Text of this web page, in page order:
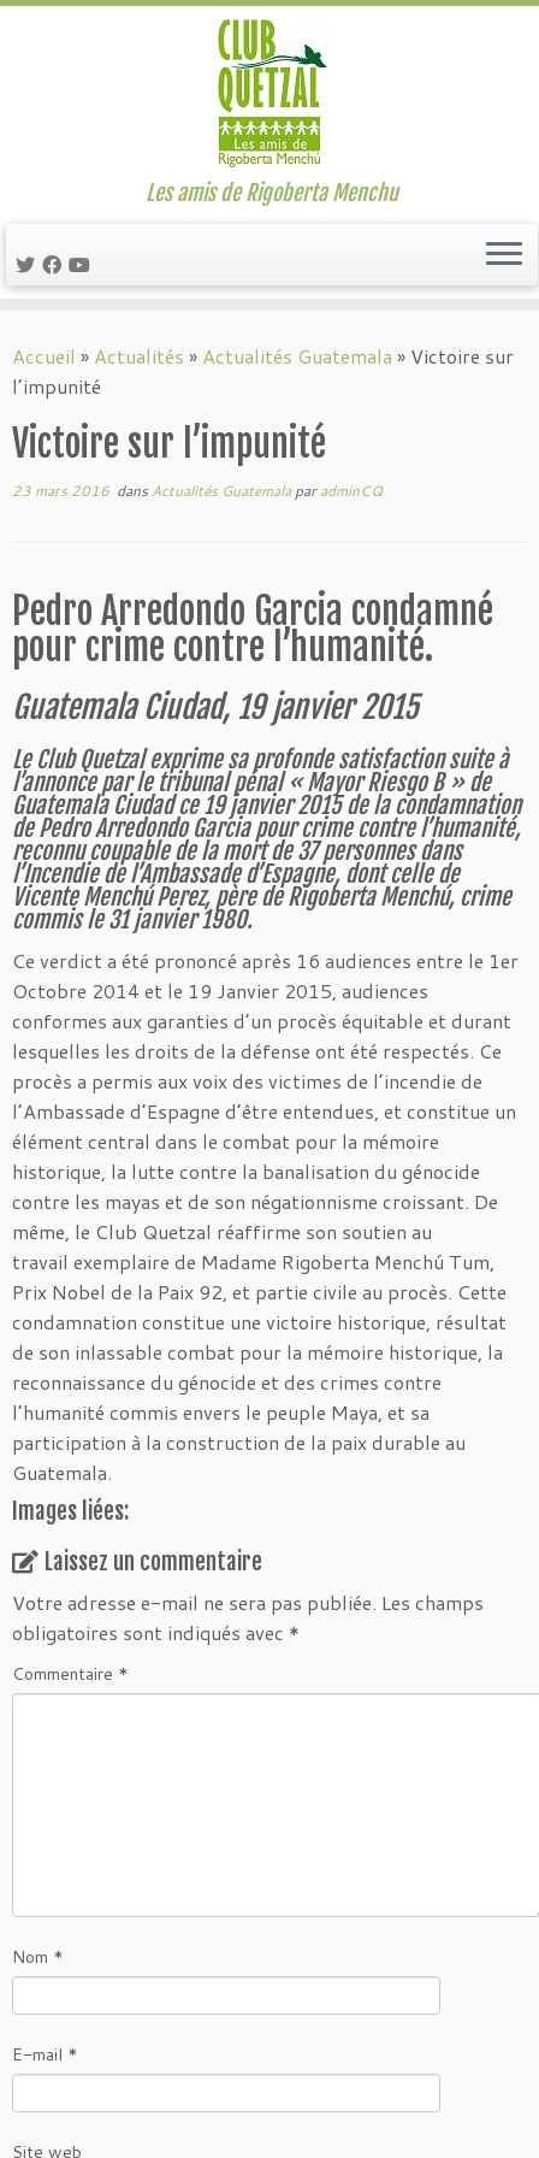
au
contenu
Les amis de Rigoberta Menchu
Accueil » Actualités » Actualités Guatemala » Victoire sur
l’impunité
Victoire sur l’impunité
23 mars 2016 dans Actualités GuatemalaparadminCQ
Pedro Arredondo Garcia condamné
pour crime contre l’humanité.
Guatemala Ciudad, 19 janvier 2015
Le Club Quetzal exprime sa profonde satisfaction suite à
l’annonce par le tribunal pénal« Mayor Riesgo B » de
Guatemala Ciudad ce 19 janvier 2015 de la condamnation
dePedro Arredondo Garcia pour crime contre l’humanité,
reconnu coupable de la mortde 37 personnes dans
l’Incendie de l’Ambassade d’Espagne, dont celle de
VicenteMenchú Perez, père de Rigoberta Menchú, crime
commis le 31 janvier 1980.
Ce verdict a été prononcé après 16 audiences entre le 1er
Octobre 2014 et le 19 Janvier 2015, audiences
conformes aux garanties d’un procès équitable et durant
lesquelles les droits de la défense ont été respectés. Ce
procès a permis aux voix des victimes de l’incendie de
l’Ambassade d’Espagne d’être entendues, et constitue un
élément central dans le combat pour la mémoire
historique, la lutte contre la banalisation du génocide
contre les mayas et de son négationnisme croissant. De
même, le Club Quetzal réaffirme son soutien au
travail exemplaire de Madame Rigoberta Menchú Tum,
Prix Nobel de la Paix 92, et partie civile au procès. Cette
condamnation constitue une victoire historique, résultat
de son inlassable combat pour la mémoire historique, la
reconnaissance du génocide et des crimes contre
l’humanité commis envers le peuple Maya, et sa
participation à la construction de la paix durable au
Guatemala.
Images liées:
Laissez un commentaire
Votre adresse e-mail ne sera pas publiée. Les champs
obligatoires sont indiqués avec *
Commentaire *
Nom *
E-mail *
Site web